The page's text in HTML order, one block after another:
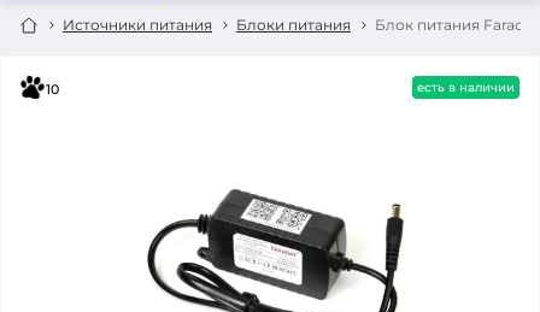
Источники питания Блоки питания Блок питания
10 есть в наличии